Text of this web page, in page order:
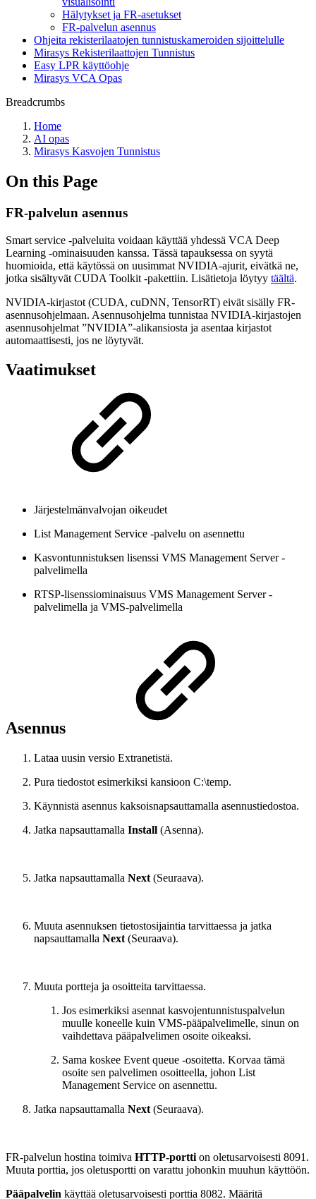
Hälytykset ja FR-asetukset
FR-palvelun asennus
Ohjeita rekisterilaatojen tunnistuskameroiden sijoittelulle
Mirasys Rekisterilaattojen Tunnistus
Easy LPR käyttöohje
Mirasys VCA Opas
Breadcrumbs
Home
AI opas
Mirasys Kasvojen Tunnistus
On this Page
FR-palvelun asennus
Smart service -palveluita voidaan käyttää yhdessä VCA Deep
Learning -ominaisuuden kanssa. Tässä tapauksessa on syytä
huomioida, että käytössä on uusimmat NVIDIA-ajurit, eivätkä ne,
jotka sisältyvät CUDA Toolkit -pakettiin. Lisätietoja löytyy täältä.
NVIDIA-kirjastot (CUDA, cuDNN, TensorRT) eivät sisälly FR-
asennusohjelmaan. Asennusohjelma tunnistaa NVIDIA-kirjastojen
asennusohjelmat ”NVIDIA”-alikansiosta ja asentaa kirjastot
automaattisesti, jos ne löytyvät.
Vaatimukset
Järjestelmänvalvojan oikeudet
List Management Service -palvelu on asennettu
Kasvontunnistuksen lisenssi VMS Management Server -
palvelimella
RTSP-lisenssiominaisuus VMS Management Server -
palvelimella ja VMS-palvelimella
Asennus
Lataa uusin versio Extranetistä.
Pura tiedostot esimerkiksi kansioon C:\temp.
Käynnistä asennus kaksoisnapsauttamalla asennustiedostoa.
Jatka napsauttamalla Install (Asenna).
Jatka napsauttamalla Next (Seuraava).
Muuta asennuksen tietostosijaintia tarvittaessa ja jatka
napsauttamalla Next (Seuraava).
Muuta portteja ja osoitteita tarvittaessa.
Jos esimerkiksi asennat kasvojentunnistuspalvelun
muulle koneelle kuin VMS-pääpalvelimelle, sinun on
vaihdettava pääpalvelimen osoite oikeaksi.
Sama koskee Event queue -osoitetta. Korvaa tämä
osoite sen palvelimen osoitteella, johon List
Management Service on asennettu.
Jatka napsauttamalla Next (Seuraava).
FR-palvelun hostina toimiva HTTP-portti on oletusarvoisesti 8091.
Muuta porttia, jos oletusportti on varattu johonkin muuhun käyttöön.
Pääpalvelin käyttää oletusarvoisesti porttia 8082. Määritä